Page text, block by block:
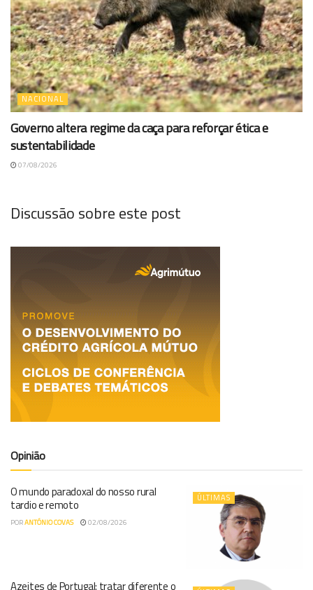
NACIONAL
Governo altera regime da caça para reforçar ética e
sustentabilidade
07/08/2026
Discussão sobre este post
Opinião
ÚLTIMAS
O mundo paradoxal do nosso rural
tardio e remoto
PORANTÓNIO COVAS 02/08/2026
Azeites de Portugal: tratar diferente o